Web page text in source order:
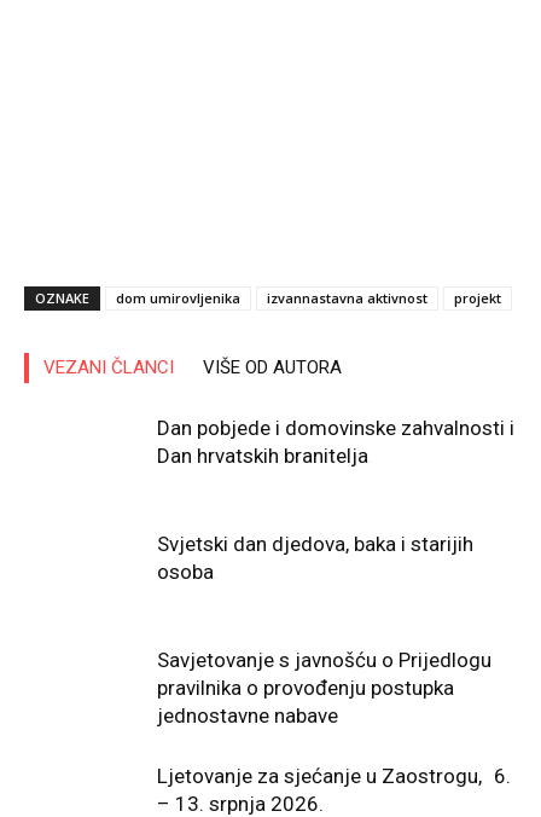
OZNAKE dom umirovljenika izvannastavna aktivnost projekt
VEZANI ČLANCI VIŠE OD AUTORA
Dan pobjede i domovinske zahvalnosti i
Dan hrvatskih branitelja
Svjetski dan djedova, baka i starijih
osoba
Savjetovanje s javnošću o Prijedlogu
pravilnika o provođenju postupka
jednostavne nabave
Ljetovanje za sjećanje u Zaostrogu, 6.
– 13. srpnja 2026.